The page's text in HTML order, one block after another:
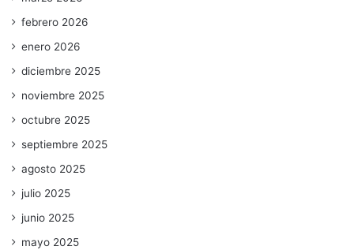
febrero 2026
enero 2026
diciembre 2025
noviembre 2025
octubre 2025
septiembre 2025
agosto 2025
julio 2025
junio 2025
mayo 2025